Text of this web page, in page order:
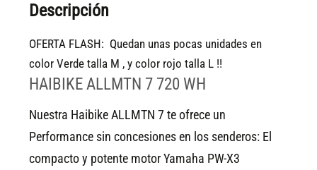
Descripción
OFERTA FLASH: Quedan unas pocas unidades en
color Verde talla M , y color rojo talla L !!
HAIBIKE ALLMTN 7 720 WH
Nuestra Haibike ALLMTN 7 te ofrece un
Performance sin concesiones en los senderos: El
compacto y potente motor Yamaha PW-X3